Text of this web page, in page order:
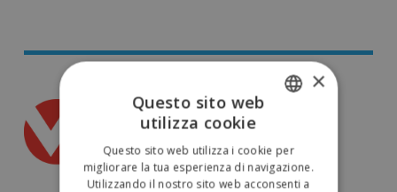
ENGLISH
×
Questo sito web
utilizza cookie
Questo sito web utilizza i cookie per
migliorare la tua esperienza di navigazione.
Utilizzando il nostro sito web acconsenti a